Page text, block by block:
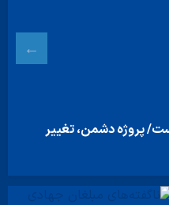
پروژه دشمن، تغییر